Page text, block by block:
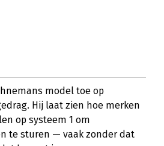
model toe op
Hij laat zien hoe merken
op systeem 1 om
te sturen — vaak zonder dat